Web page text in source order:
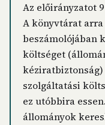
Az előirányzatot
A könyvtárat
beszámolójában
költséget
szolgáltatási
ez utóbbira
állományok